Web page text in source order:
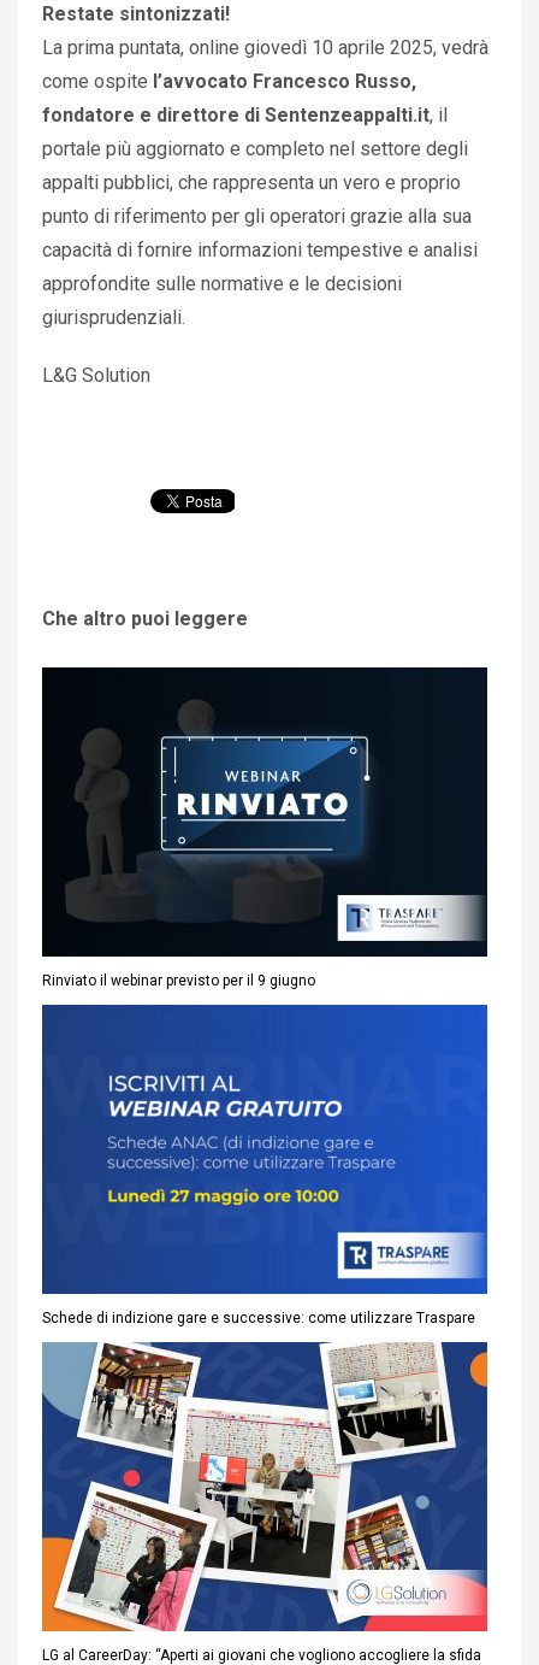
Restate sintonizzati!
La prima puntata, online giovedì 10 aprile 2025, vedrà
come ospite l’avvocato Francesco Russo,
fondatore e direttore di Sentenzeappalti.it, il
portale più aggiornato e completo nel settore degli
appalti pubblici, che rappresenta un vero e proprio
punto di riferimento per gli operatori grazie alla sua
capacità di fornire informazioni tempestive e analisi
approfondite sulle normative e le decisioni
giurisprudenziali.
L&G Solution
Che altro puoi leggere
Rinviato il webinar previsto per il 9 giugno
Schede di indizione gare e successive: come utilizzare Traspare
LG al CareerDay: “Aperti ai giovani che vogliono accogliere la sfida